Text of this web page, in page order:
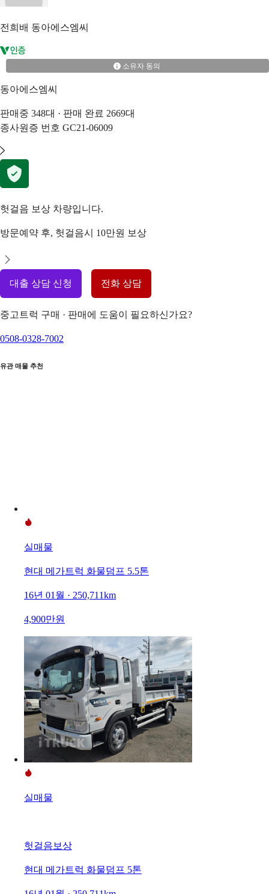
전희배 동아에스엠씨
소유자 동의
동아에스엠씨
판매중 348대 · 판매 완료 2669대
종사원증 번호 GC21-06009
헛걸음 보상 차량입니다.
방문예약 후, 헛걸음시 10만원 보상
대출 상담 신청 전화 상담
중고트럭 구매 · 판매에 도움이 필요하신가요?
0508-0328-7002
유관 매물 추천
실매물
현대 메가트럭 화물덤프 5.5톤
16년 01월 · 250,711km
4,900만원
실매물
헛걸음보상
현대 메가트럭 화물덤프 5톤